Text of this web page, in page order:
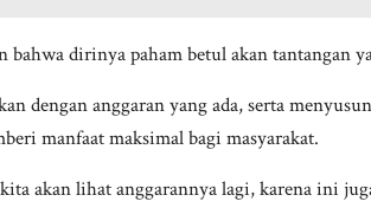
dirinya paham betul akan tantangan
dengan anggaran yang ada, serta
manfaat maksimal bagi masyarakat.
akan lihat anggarannya lagi, karena ini